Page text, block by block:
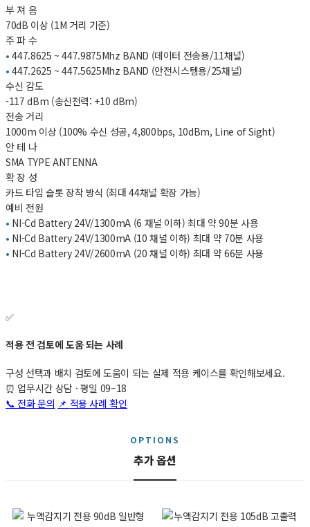
부 져 음
70dB 이상 (1M 거리 기준)
주 파 수
• 447.8625 ~ 447.9875Mhz BAND (데이터 전송용/11채널)
• 447.2625 ~ 447.5625Mhz BAND (안전시스템용/25채널)
수신 감도
-117 dBm (송신전력: +10 dBm)
전송 거리
1000m 이상 (100% 수신 성공, 4,800bps, 10dBm, Line of Sight)
안 테 나
SMA TYPE ANTENNA
확 장 성
카드 타입 슬롯 장착 방식 (최대 44채널 확장 가능)
예비 전원
• NI-Cd Battery 24V/1300mA (6 채널 이하) 최대 약 90분 사용
• NI-Cd Battery 24V/1300mA (10 채널 이하) 최대 약 70분 사용
• NI-Cd Battery 24V/2600mA (20 채널 이하) 최대 약 66분 사용
✅
적용 전 검토에 도움 되는 사례
구성 선택과 배치 검토에 도움이 되는 실제 적용 케이스를 확인해보세요.
⏰ 업무시간 상담 · 평일 09–18
📞 전화 문의 📌 적용 사례 확인
OPTIONS
추가 옵션